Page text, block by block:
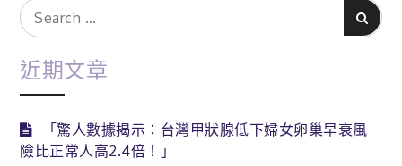
Search
for:
Search
近期文章
「驚人數據揭示：台灣甲狀腺低下婦女卵巢早衰風
險比正常人高2.4倍！」